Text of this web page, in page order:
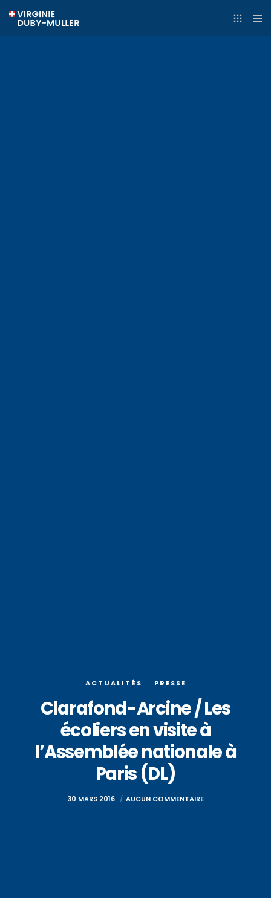
ACTUALITÉS PRESSE
Clarafond-Arcine / Les
écoliers en visite à
l’Assemblée nationale à
Paris (DL)
30 MARS 2016 AUCUN COMMENTAIRE